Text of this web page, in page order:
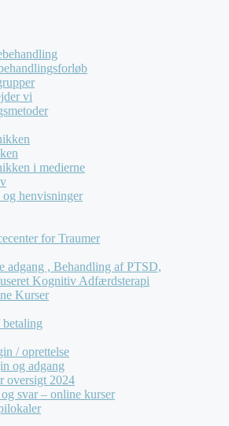
vi
i medierne
henvisninger
for Traumer
adgang , Behandling af PTSD,
Kognitiv Adfærdsterapi
Kurser
/ oprettelse
og adgang
oversigt 2024
svar – online kurser
Traumer tilbyder udelukkende